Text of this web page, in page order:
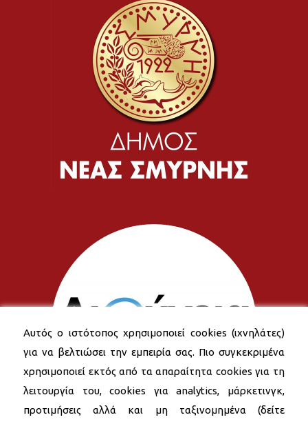
Αυτός ο ιστότοπος χρησιμοποιεί cookies (ιχνηλάτες)
για να βελτιώσει την εμπειρία σας. Πιο συγκεκριμένα
χρησιμοποιεί εκτός από τα απαραίτητα cookies για τη
λειτουργία του, cookies για analytics, μάρκετινγκ,
προτιμήσεις αλλά και μη ταξινομημένα (δείτε